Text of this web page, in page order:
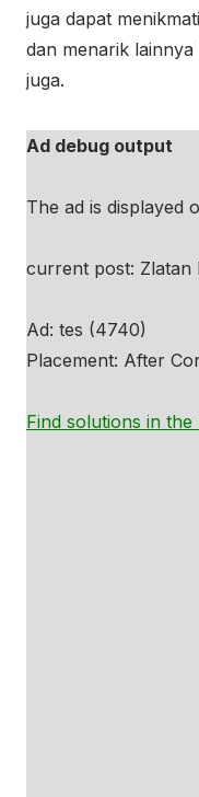
juga dapat
dan menarik lainnya
juga.
Ad debug output
The ad is displayed
current post: Zlatan
Ad: tes (4740)
Placement: After
Find solutions in the